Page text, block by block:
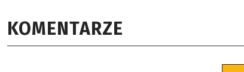
KOMENTARZE